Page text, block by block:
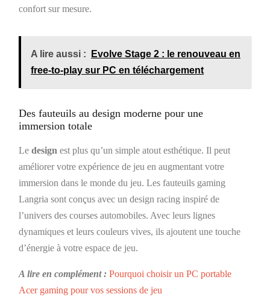
confort sur mesure.
A lire aussi :
Evolve Stage 2 : le renouveau en
free-to-play sur PC en téléchargement
Des fauteuils au design moderne pour une
immersion totale
Le design est plus qu’un simple atout esthétique. Il peut
améliorer votre expérience de jeu en augmentant votre
immersion dans le monde du jeu. Les fauteuils gaming
Langria sont conçus avec un design racing inspiré de
l’univers des courses automobiles. Avec leurs lignes
dynamiques et leurs couleurs vives, ils ajoutent une touche
d’énergie à votre espace de jeu.
A lire en complément : Pourquoi choisir un PC portable
Acer gaming pour vos sessions de jeu